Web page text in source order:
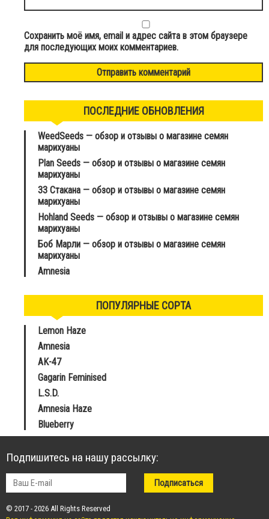
Сохранить моё имя, email и адрес сайта в этом браузере
для последующих моих комментариев.
ПОСЛЕДНИЕ ОБНОВЛЕНИЯ
WeedSeeds — обзор и отзывы о магазине семян
марихуаны
Plan Seeds — обзор и отзывы о магазине семян
марихуаны
33 Стакана — обзор и отзывы о магазине семян
марихуаны
Hohland Seeds — обзор и отзывы о магазине семян
марихуаны
Боб Марли — обзор и отзывы о магазине семян
марихуаны
Amnesia
ПОПУЛЯРНЫЕ СОРТА
Lemon Haze
Amnesia
AK-47
Gagarin Feminised
L.S.D.
Amnesia Haze
Blueberry
Подпишитесь на нашу рассылку:
© 2017 - 2026 All Rights Reserved